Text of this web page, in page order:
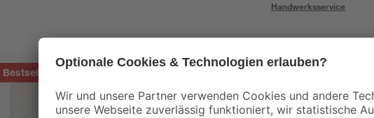
Handwerksservice
Bestseller